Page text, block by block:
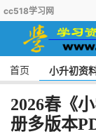
cc518学习网
首页 小升初资
2026春《
册多版本